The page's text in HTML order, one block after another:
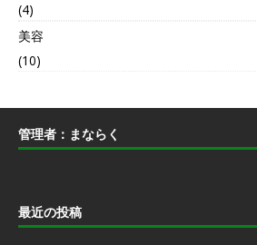
(4)
美容
(10)
管理者：まならく
最近の投稿